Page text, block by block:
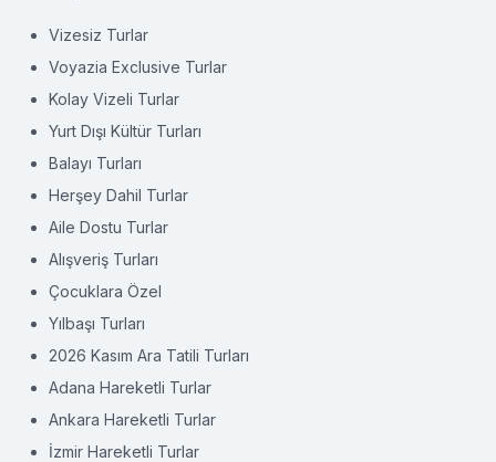
Vizesiz Turlar
Voyazia Exclusive Turlar
Kolay Vizeli Turlar
Yurt Dışı Kültür Turları
Balayı Turları
Herşey Dahil Turlar
Aile Dostu Turlar
Alışveriş Turları
Çocuklara Özel
Yılbaşı Turları
2026 Kasım Ara Tatili Turları
Adana Hareketli Turlar
Ankara Hareketli Turlar
İzmir Hareketli Turlar